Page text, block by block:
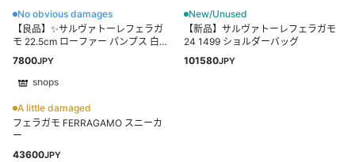
No obvious damages
【良品】✨サルヴァトーレフェラガ
モ 22.5cm ローファー パンプス 白
7800JPY
New/Unused
【新品】サルヴァトーレフェラガモ
24 1499 ショルダーバッグ
101580JPY
shops
A little damaged
フェラガモ FERRAGAMO スニーカ
ー
43600JPY